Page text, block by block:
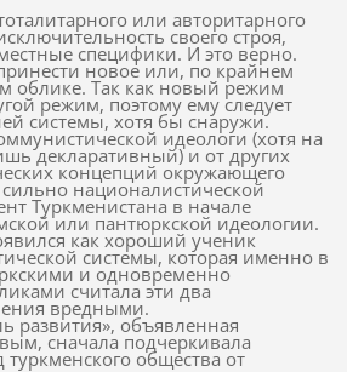
или авторитарного
своего строя,
специфики. И это верно.
новое или, по крайнем
облике. Так как новый режим
режим, поэтому ему следует
системы, хотя бы снаружи.
идеологи (хотя на
декларативный) и от других
концепций окружающего
националистической
Туркменистана в начале
или пантюркской идеологии.
как хороший ученик
системы, которая именно в
и одновременно
считала эти два
вредными.
развития», объявленная
сначала подчеркивала
общества от